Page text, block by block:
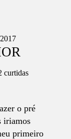
curtidas
o pré
iriamos
primeiro